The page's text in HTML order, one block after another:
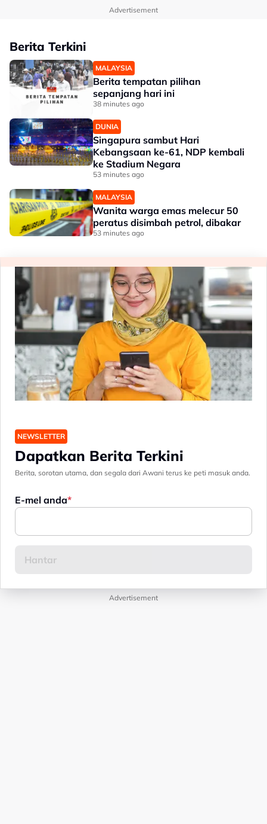
Advertisement
Berita Terkini
MALAYSIA
Berita tempatan pilihan
sepanjang hari ini
38 minutes ago
DUNIA
Singapura sambut Hari
Kebangsaan ke-61, NDP kembali
ke Stadium Negara
53 minutes ago
MALAYSIA
Wanita warga emas melecur 50
peratus disimbah petrol, dibakar
53 minutes ago
NEWSLETTER
Dapatkan Berita Terkini
Berita, sorotan utama, dan segala dari Awani terus ke peti masuk anda.
E-mel anda
Advertisement